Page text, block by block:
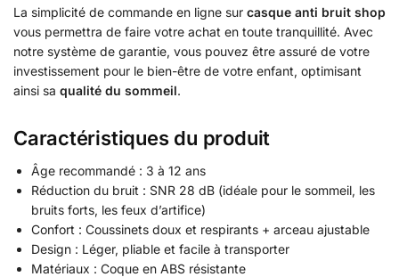
La simplicité de commande en ligne sur casque anti bruit shop
vous permettra de faire votre achat en toute tranquillité. Avec
notre système de garantie, vous pouvez être assuré de votre
investissement pour le bien-être de votre enfant, optimisant
ainsi sa qualité du sommeil.
Caractéristiques du produit
Âge recommandé : 3 à 12 ans
Réduction du bruit : SNR 28 dB (idéale pour le sommeil, les
bruits forts, les feux d’artifice)
Confort : Coussinets doux et respirants + arceau ajustable
Design : Léger, pliable et facile à transporter
Matériaux : Coque en ABS résistante